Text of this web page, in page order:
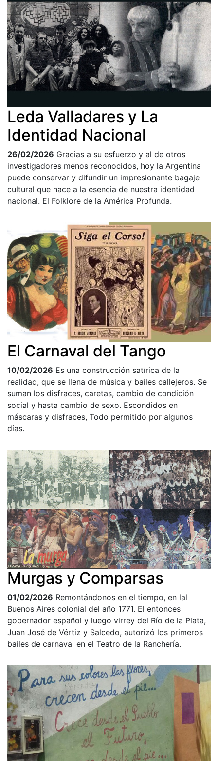
Leda Valladares y La
Identidad Nacional
26/02/2026 Gracias a su esfuerzo y al de otros
investigadores menos reconocidos, hoy la Argentina
puede conservar y difundir un impresionante bagaje
cultural que hace a la esencia de nuestra identidad
nacional. El Folklore de la América Profunda.
El Carnaval del Tango
10/02/2026 Es una construcción satírica de la
realidad, que se llena de música y bailes callejeros. Se
suman los disfraces, caretas, cambio de condición
social y hasta cambio de sexo. Escondidos en
máscaras y disfraces, Todo permitido por algunos
días.
Murgas y Comparsas
01/02/2026 Remontándonos en el tiempo, en lal
Buenos Aires colonial del año 1771. El entonces
gobernador español y luego virrey del Río de la Plata,
Juan José de Vértiz y Salcedo, autorizó los primeros
bailes de carnaval en el Teatro de la Ranchería.